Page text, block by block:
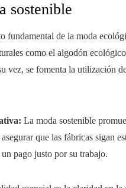
sostenible
fundamental de la moda
como el algodón
vez, se fomenta la utilización
La moda sostenible
que las fábricas sigan
pago justo por su trabajo.